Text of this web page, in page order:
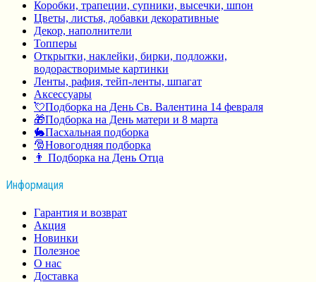
Коробки, трапеции, супники, высечки, шпон
Цветы, листья, добавки декоративные
Декор, наполнители
Топперы
Открытки, наклейки, бирки, подложки,
водорастворимые картинки
Ленты, рафия, тейп-ленты, шпагат
Аксессуары
💘Подборка на День Св. Валентина 14 февраля
🎁Подборка на День матери и 8 марта
🐇Пасхальная подборка
🎅Новогодняя подборка
👨 Подборка на День Отца
Информация
Гарантия и возврат
Акция
Новинки
Полезное
О нас
Доставка